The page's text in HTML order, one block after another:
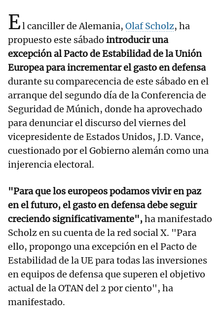
El canciller de Alemania, Olaf Scholz, ha
propuesto este sábado introducir una
excepción al Pacto de Estabilidad de la Unión
Europea para incrementar el gasto en defensa
durante su comparecencia de este sábado en el
arranque del segundo día de la Conferencia de
Seguridad de Múnich, donde ha aprovechado
para denunciar el discurso del viernes del
vicepresidente de Estados Unidos, J.D. Vance,
cuestionado por el Gobierno alemán como una
injerencia electoral.
"Para que los europeos podamos vivir en paz
en el futuro, el gasto en defensa debe seguir
creciendo significativamente",ha manifestado
Scholz en su cuenta de la red social X. "Para
ello, propongo una excepción en el Pacto de
Estabilidad de la UE para todas las inversiones
en equipos de defensa que superen el objetivo
actual de la OTAN del 2 por ciento", ha
manifestado.